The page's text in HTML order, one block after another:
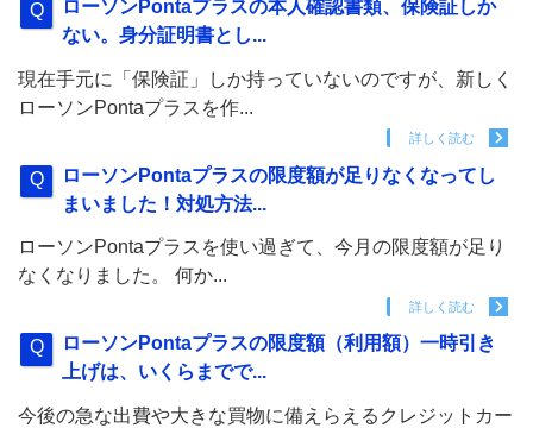
ローソンPontaプラスの本人確認書類、保険証しか
ない。身分証明書とし...
現在手元に「保険証」しか持っていないのですが、新しく
ローソンPontaプラスを作...
詳しく読む
ローソンPontaプラスの限度額が足りなくなってし
まいました！対処方法...
ローソンPontaプラスを使い過ぎて、今月の限度額が足り
なくなりました。 何か...
詳しく読む
ローソンPontaプラスの限度額（利用額）一時引き
上げは、いくらまでで...
今後の急な出費や大きな買物に備えらえるクレジットカー